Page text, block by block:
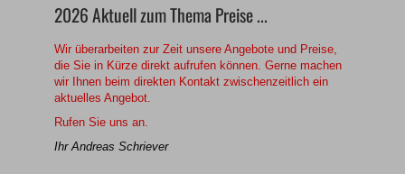
2026 Aktuell zum Thema Preise ...
Wir überarbeiten zur Zeit unsere Angebote und Preise,
die Sie in Kürze direkt aufrufen können. Gerne machen
wir Ihnen beim direkten Kontakt zwischenzeitlich ein
aktuelles Angebot.
Rufen Sie uns an.
Ihr Andreas Schriever